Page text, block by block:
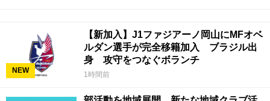
NEW
【新加入】J1ファジアーノ岡山にMFオベ
ルダン選手が完全移籍加入 ブラジル出
身 攻守をつなぐボランチ
1時間前